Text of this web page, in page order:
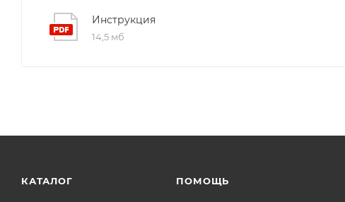
Инструкция
14,5 мб
КАТАЛОГ ПОМОЩЬ